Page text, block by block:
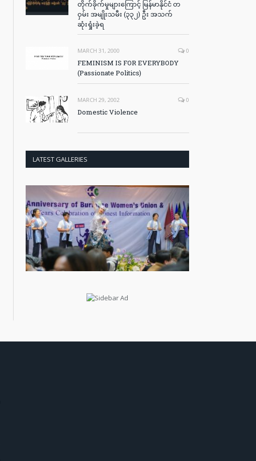
တိုက်ခိုက်မှုများကြောင့် မြန်မာနိုင်ငံ တ
ဝှမ်း အမျိုးသမီး (၃၃၂) ဦး အသက်
ဆုံးရှုံးခဲ့ရ
MARCH 31, 2000 0
FEMINISM IS FOR EVERYBODY
(Passionate Politics)
MARCH 29, 2002 0
Domestic Violence
LATEST GALLERIES